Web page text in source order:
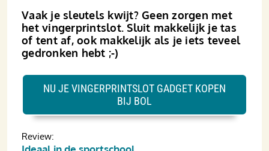
Vaak je sleutels kwijt? Geen zorgen met
het vingerprintslot. Sluit makkelijk je tas
of tent af, ook makkelijk als je iets teveel
gedronken hebt ;-)
Review:
NU JE VINGERPRINTSLOT GADGET KOPEN
BIJ BOL